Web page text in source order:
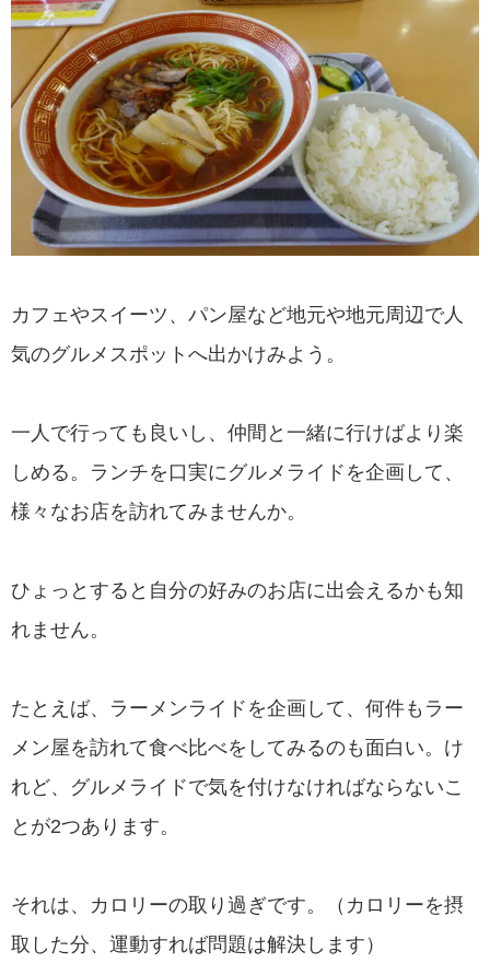
カフェやスイーツ、パン屋など地元や地元周辺で人
気のグルメスポットへ出かけみよう。
一人で行っても良いし、仲間と一緒に行けばより楽
しめる。ランチを口実にグルメライドを企画して、
様々なお店を訪れてみませんか。
ひょっとすると自分の好みのお店に出会えるかも知
れません。
たとえば、ラーメンライドを企画して、何件もラー
メン屋を訪れて食べ比べをしてみるのも面白い。け
れど、グルメライドで気を付けなければならないこ
とが2つあります。
それは、カロリーの取り過ぎです。（カロリーを摂
取した分、運動すれば問題は解決します）